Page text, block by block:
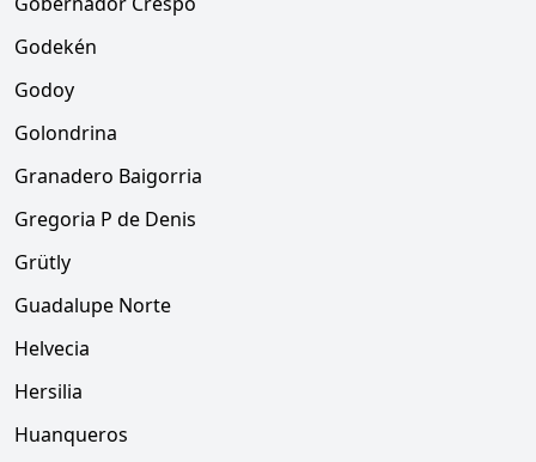
Godekén
Godoy
Golondrina
Granadero Baigorria
Gregoria P de Denis
Grütly
Guadalupe Norte
Helvecia
Hersilia
Huanqueros